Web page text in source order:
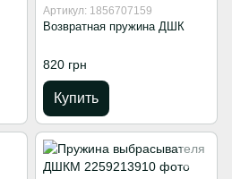
Артикул: 1856707159
Возвратная пружина ДШК
820 грн
Купить